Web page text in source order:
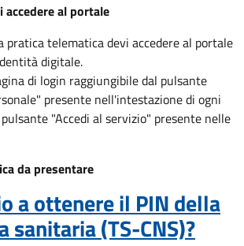
al portale
pratica telematica devi accedere al portale
digitale.
di login raggiungibile dal pulsante
presente nell'intestazione di ogni
"Accedi al servizio" presente nelle
da presentare
a ottenere il PIN della
sanitaria (TS-CNS)?